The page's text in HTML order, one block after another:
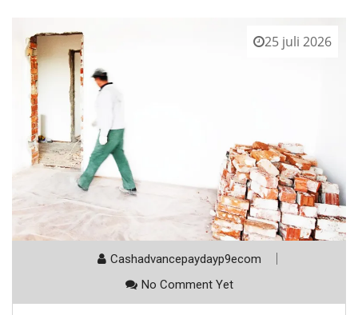
25 juli 2026
Cashadvancepaydayp9ecom
No Comment Yet